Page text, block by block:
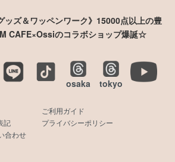
ッズ＆ワッペンワーク》15000点以上の豊
CAFE×Ossiのコラボショップ爆誕☆
osaka tokyo
ご利用ガイド
記
プライバシーポリシー
合わせ